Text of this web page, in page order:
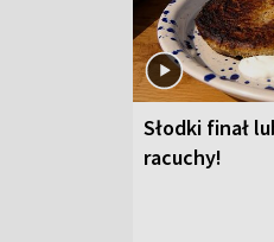
Słodki finał
racuchy!